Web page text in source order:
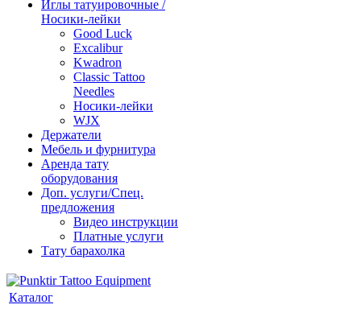
Иглы татуировочные /
Носики-лейки
Good Luck
Excalibur
Kwadron
Classic Tattoo
Needles
Носики-лейки
WJX
Держатели
Мебель и фурнитура
Аренда тату
оборудования
Доп. услуги/Спец.
предложения
Видео инструкции
Платные услуги
Тату барахолка
Каталог